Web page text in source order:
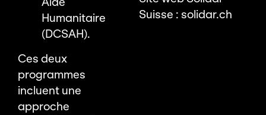
Aide
Humanitaire
(DCSAH).
Ces deux
programmes
incluent une
approche
Suisse : solidar.ch